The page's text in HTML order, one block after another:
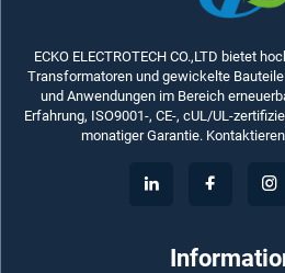
ECKO ELECTROTECH CO.,LTD bietet
Transformatoren und gewickelte
und Anwendungen im Bereich
Erfahrung, ISO9001-, CE-, cUL/UL-
monatiger Garantie.